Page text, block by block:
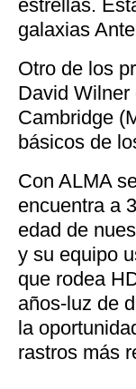
estrellas.
galaxias
Otro de los
David Wilner
Cambridge
básicos de
Con ALMA
encuentra a
edad de
y su equipo
que rodea
años-luz de
la
rastros más